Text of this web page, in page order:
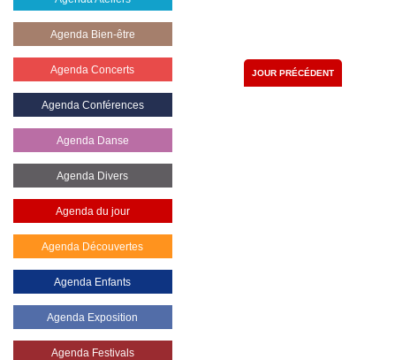
Agenda Bien-être
Agenda Concerts
Agenda Conférences
Agenda Danse
Agenda Divers
Agenda du jour
Agenda Découvertes
Agenda Enfants
Agenda Exposition
Agenda Festivals
JOUR PRÉCÉDENT